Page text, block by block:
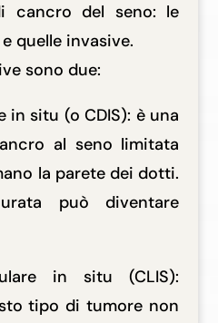
del seno: le
quelle invasive.
sono due:
situ (o CDIS): è una
al seno limitata
la parete dei dotti.
può diventare
in situ (CLIS):
tipo di tumore non